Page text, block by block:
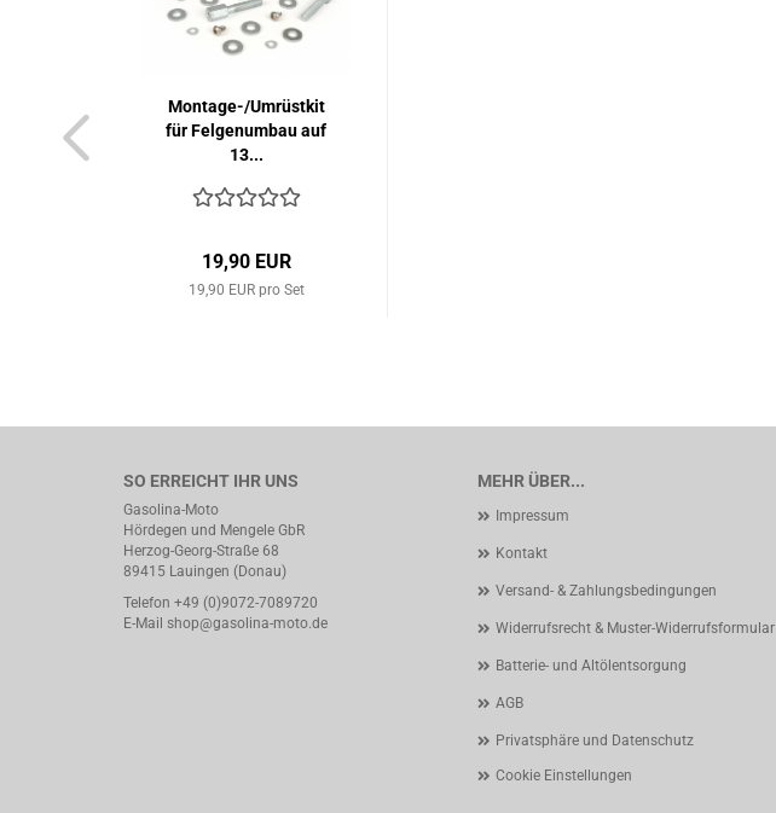
Montage-/Umrüstkit
für Felgenumbau auf
13...
19,90 EUR
19,90 EUR pro Set
MEHR ÜBER...
Impressum
Kontakt
Versand- & Zahlungsbedingungen
Widerrufsrecht & Muster-Widerrufsformular
Batterie- und Altölentsorgung
AGB
Privatsphäre und Datenschutz
Cookie Einstellungen
SO ERREICHT IHR UNS
Gasolina-Moto
Hördegen und Mengele GbR
Herzog-Georg-Straße 68
89415 Lauingen (Donau)
Telefon +49 (0)9072-7089720
E-Mail shop@gasolina-moto.de